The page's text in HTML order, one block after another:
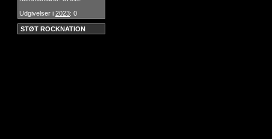
Udgivelser i 2023: 0
STØT ROCKNATION